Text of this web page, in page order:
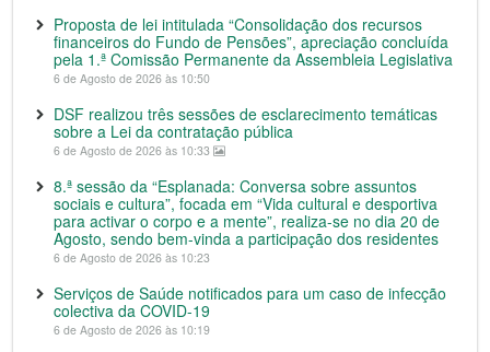
Proposta de lei intitulada “Consolidação dos recursos
financeiros do Fundo de Pensões”, apreciação concluída
pela 1.ª Comissão Permanente da Assembleia Legislativa
6 de Agosto de 2026 às 10:50
DSF realizou três sessões de esclarecimento temáticas
sobre a Lei da contratação pública
6 de Agosto de 2026 às 10:33
8.ª sessão da “Esplanada: Conversa sobre assuntos
sociais e cultura”, focada em “Vida cultural e desportiva
para activar o corpo e a mente”, realiza-se no dia 20 de
Agosto, sendo bem-vinda a participação dos residentes
6 de Agosto de 2026 às 10:23
Serviços de Saúde notificados para um caso de infecção
colectiva da COVID-19
6 de Agosto de 2026 às 10:19